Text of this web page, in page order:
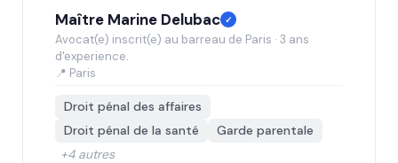
Maître Marine Delubac ✓
Avocat(e) inscrit(e) au barreau de Paris · 3 ans
d'experience.
📍 Paris
Droit pénal des affaires
Droit pénal de la santé
Garde parentale
+4 autres